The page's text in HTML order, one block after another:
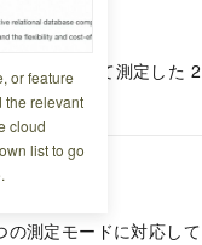
or feature
the relevant
cloud
list to go
間軸に沿って測定した
測定モードに対応して